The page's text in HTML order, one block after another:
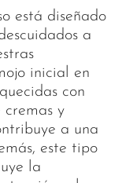
está diseñado
a
inicial en
con
y
a una
este tipo
la